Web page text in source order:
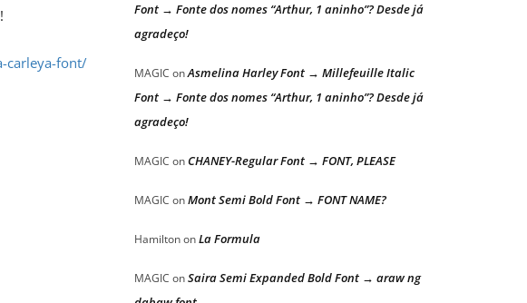
carleya-font/
Font → Fonte dos nomes “Arthur, 1 aninho”? Desde já
agradeço!
MAGIC onAsmelina Harley Font → Millefeuille Italic
Font → Fonte dos nomes “Arthur, 1 aninho”? Desde já
agradeço!
MAGIC onCHANEY-Regular Font → FONT, PLEASE
MAGIC onMont Semi Bold Font → FONT NAME?
HamiltononLa Formula
MAGIC onSaira Semi Expanded Bold Font → araw ng